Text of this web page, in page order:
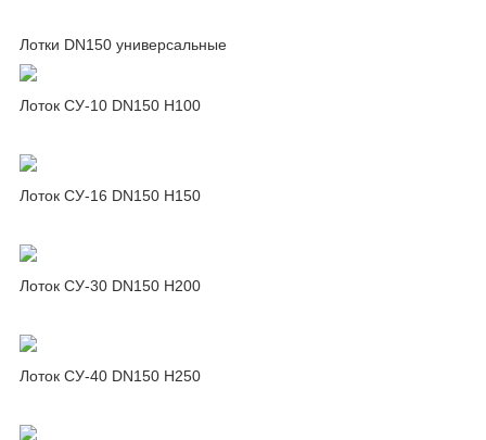
Лотки DN150 универсальные
Лоток СУ-10 DN150 H100
Лоток СУ-16 DN150 H150
Лоток СУ-30 DN150 H200
Лоток СУ-40 DN150 H250